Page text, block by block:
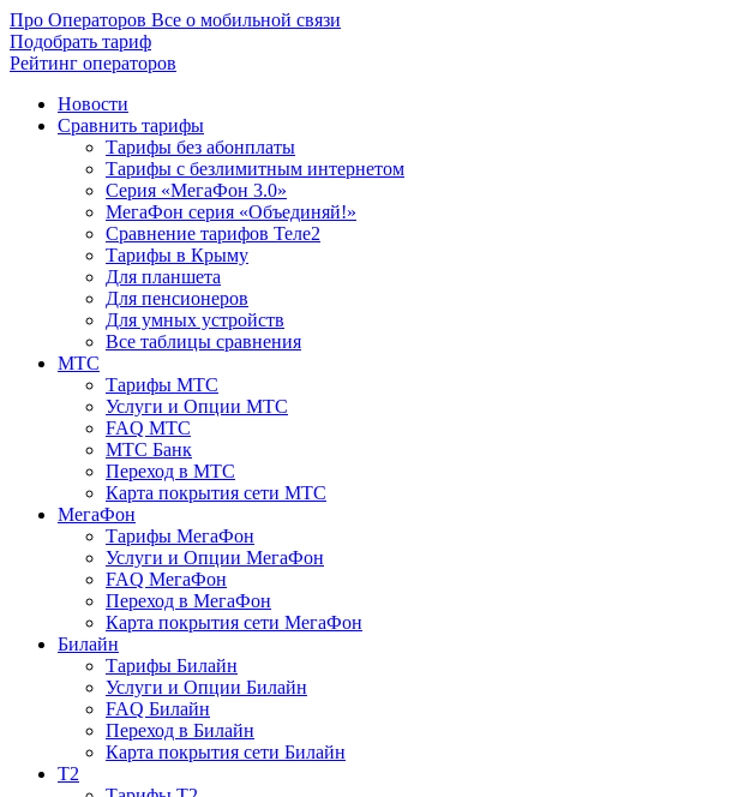
Про Операторов Все о мобильной связи
Подобрать тариф
Рейтинг операторов
Новости
Сравнить тарифы
Тарифы без абонплаты
Тарифы с безлимитным интернетом
Серия «МегаФон 3.0»
МегаФон серия «Объединяй!»
Сравнение тарифов Теле2
Тарифы в Крыму
Для планшета
Для пенсионеров
Для умных устройств
Все таблицы сравнения
МТС
Тарифы МТС
Услуги и Опции МТС
FAQ МТС
МТС Банк
Переход в МТС
Карта покрытия сети МТС
МегаФон
Тарифы МегаФон
Услуги и Опции МегаФон
FAQ МегаФон
Переход в МегаФон
Карта покрытия сети МегаФон
Билайн
Тарифы Билайн
Услуги и Опции Билайн
FAQ Билайн
Переход в Билайн
Карта покрытия сети Билайн
T2